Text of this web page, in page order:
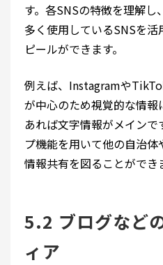
す。各SNSの特徴を理解
多く使用しているSNSを
ピールができます。
例えば、Instagramや
が中心のため視覚的な情
あれば文字情報がメイン
プ機能を用いて他の自治体
情報共有を図ることができ
5.2 ブログなど
ィア